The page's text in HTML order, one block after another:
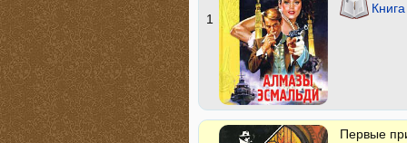
1
Первые